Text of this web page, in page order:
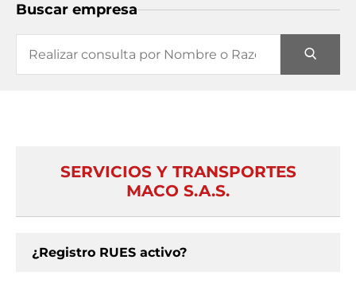
Buscar empresa
SERVICIOS Y TRANSPORTES
MACO S.A.S.
¿Registro RUES activo?